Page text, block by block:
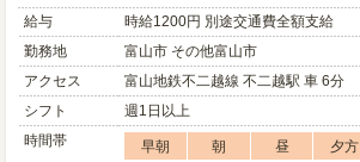
給与
時給1200円 別途交通費全額支給
勤務地
富山市 その他富山市
アクセス
富山地鉄不二越線 不二越駅 車 6分
シフト
週1日以上
時間帯
早朝 朝 昼 夕方